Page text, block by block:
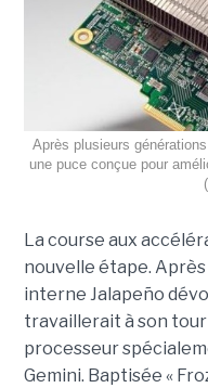
Après plusieurs
une puce conçue pour
La course aux
nouvelle étape.
interne Jalapeño
travaillerait à son
processeur
Gemini. Baptisée «